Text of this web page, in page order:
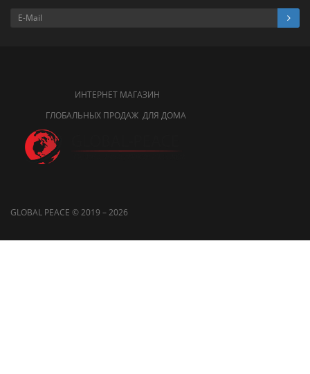
ИНТЕРНЕТ МАГАЗИН
ГЛОБАЛЬНЫХ ПРОДАЖ ДЛЯ ДОМА
GLOBAL PEACE © 2019 – 2026